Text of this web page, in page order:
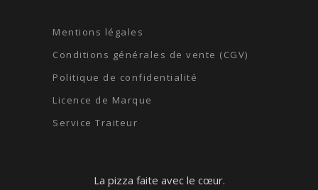
Mentions légales
Conditions générales de vente (CGV)
Politique de confidentialité
Licence de Marque
Service Traiteur
La pizza faite avec le cœur.